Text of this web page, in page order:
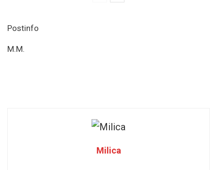
Postinfo
M.M.
Milica